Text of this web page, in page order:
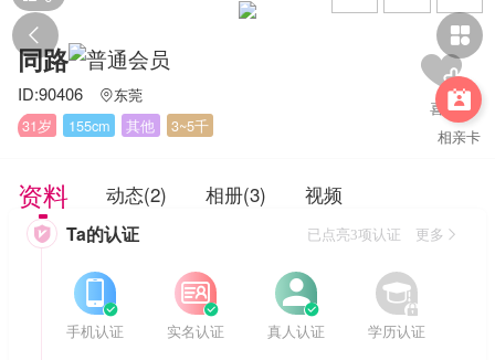
 

相亲卡
同路
ID:90406 东莞
31岁
155cm 其他 3~5千
资料 动态(2) 相册(3) 视频
 Ta的认证 已点亮3项认证 更多


手机认证


实名认证


真人认证


学历认证